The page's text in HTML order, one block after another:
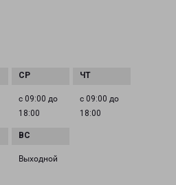
с 09:00 до
18:00
с 09:00 до
18:00
Выходной